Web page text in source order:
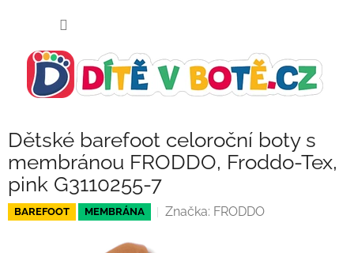
Dětské barefoot celoroční boty s
membránou FRODDO, Froddo-Tex,
pink G3110255-7
BAREFOOT MEMBRÁNA Značka: FRODDO